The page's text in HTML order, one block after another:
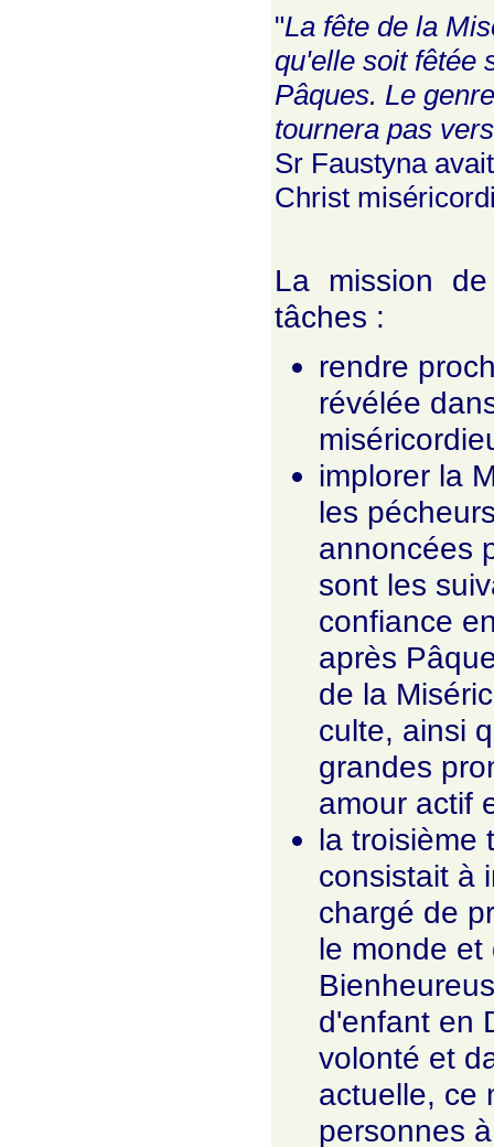
"La fête de la
qu'elle soit fêtée
Pâques. Le
tournera pas
Sr Faustyna
Christ
La mission
tâches :
rendre
révélée
implorer la
les
annoncées
sont les
confiance
après
de la
culte, ainsi
grandes
amour actif
la troisième
consistait à
chargé de
le monde et
d'enfant en
volonté et
actuelle, ce
personnes